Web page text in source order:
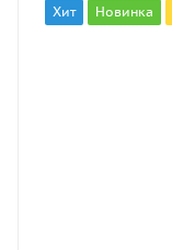
Хит Новинка